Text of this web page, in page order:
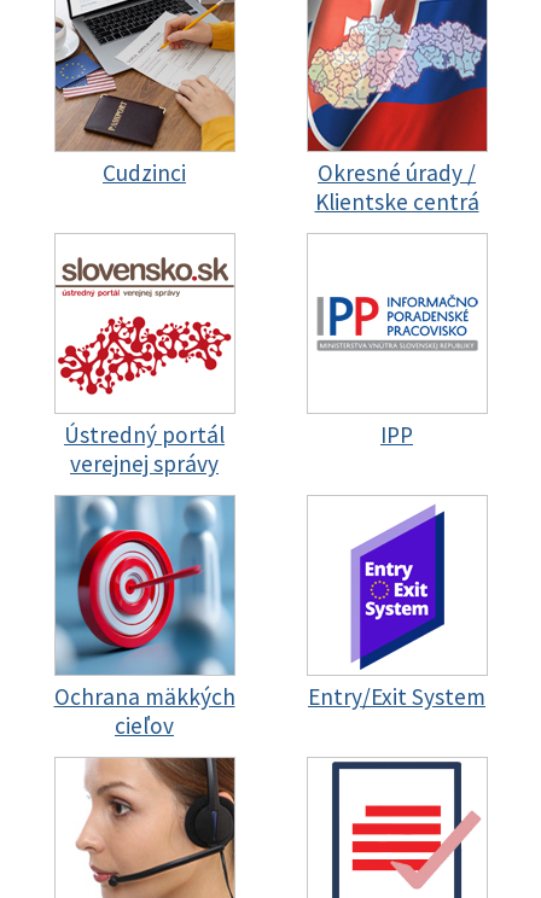
Cudzinci
Okresné úrady /
Klientske centrá
Ústredný portál
verejnej správy
IPP
Ochrana mäkkých
cieľov
Entry/Exit System